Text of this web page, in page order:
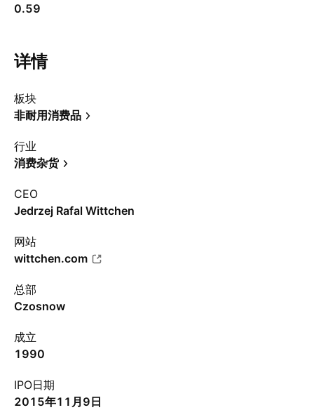
0.59
详情
板块
非耐用消费品
行业
消费杂货
CEO
Jedrzej Rafal Wittchen
网站
wittchen.com
总部
Czosnow
成立
1990
IPO日期
2015年11月9日